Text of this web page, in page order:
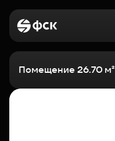
Помещение 26.70 м²